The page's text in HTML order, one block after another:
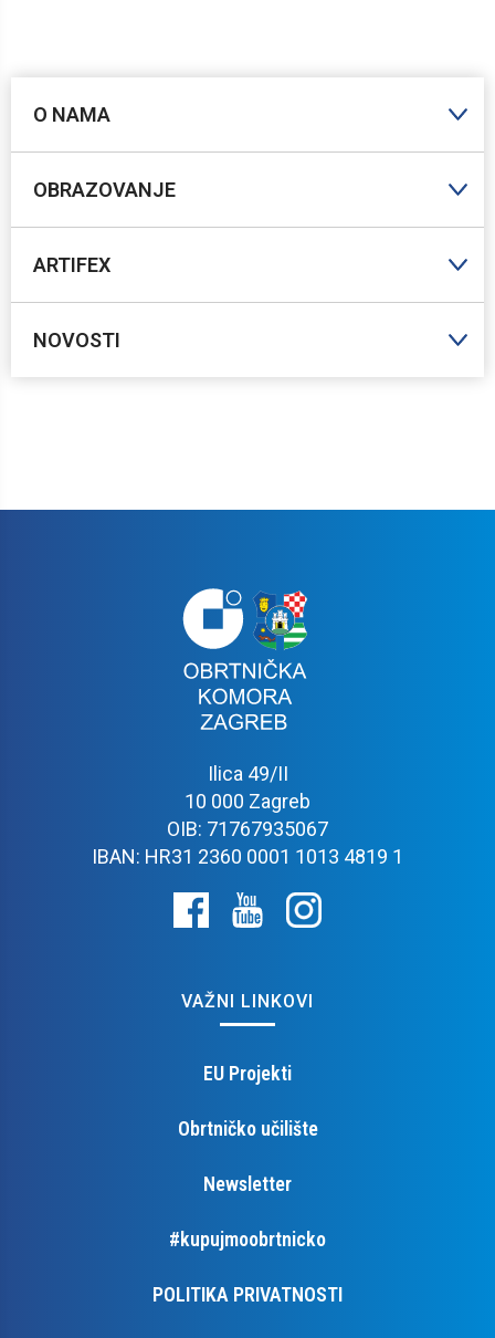
O NAMA
OBRAZOVANJE
ARTIFEX
NOVOSTI
Ilica 49/II
10 000 Zagreb
OIB: 71767935067
IBAN: HR31 2360 0001 1013 4819 1
VAŽNI LINKOVI
EU Projekti
Obrtničko učilište
Newsletter
#kupujmoobrtnicko
POLITIKA PRIVATNOSTI